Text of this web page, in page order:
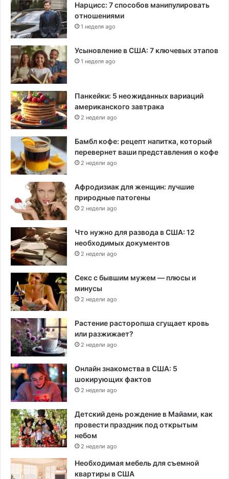
Нарцисс: 7 способов манипулировать
отношениями
1 неделя ago
Усыновление в США: 7 ключевых этапов
1 неделя ago
Панкейки: 5 неожиданных вариаций
американского завтрака
2 недели ago
Бамбл кофе: рецепт напитка, который
перевернет ваши представления о кофе
2 недели ago
Афродизиак для женщин: лучшие
природные патогены
2 недели ago
Что нужно для развода в США: 12
необходимых документов
2 недели ago
Секс с бывшим мужем — плюсы и
минусы
2 недели ago
Растение расторопша сгущает кровь
или разжижает?
2 недели ago
Онлайн знакомства в США: 5
шокирующих фактов
2 недели ago
Детский день рождение в Майами, как
провести праздник под открытым
небом
2 недели ago
Необходимая мебель для съемной
квартиры в США